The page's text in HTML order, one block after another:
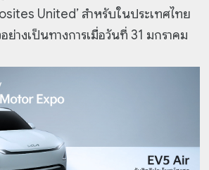
United’ สำหรับในประเทศไทย
างเป็นทางการเมื่อวันที่ 31 มกราคม